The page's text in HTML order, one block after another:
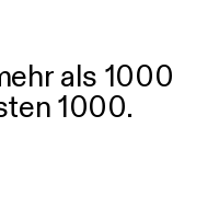
als 1000
1000.